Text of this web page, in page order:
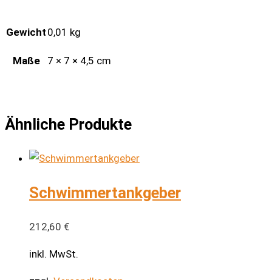
Gewicht 0,01 kg
Maße 7 × 7 × 4,5 cm
Ähnliche Produkte
Schwimmertankgeber
212,60 €
inkl. MwSt.